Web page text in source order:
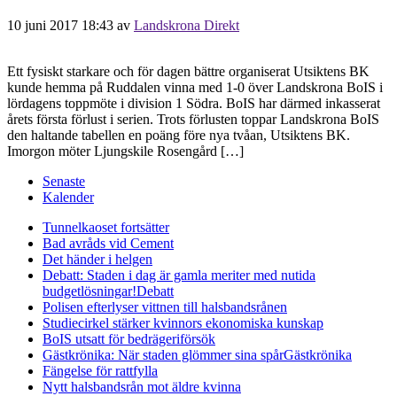
10 juni 2017 18:43 av Landskrona Direkt
Ett fysiskt starkare och för dagen bättre organiserat Utsiktens BK
kunde hemma på Ruddalen vinna med 1-0 över Landskrona BoIS i
lördagens toppmöte i division 1 Södra. BoIS har därmed inkasserat
årets första förlust i serien. Trots förlusten toppar Landskrona BoIS
den haltande tabellen en poäng före nya tvåan, Utsiktens BK.
Imorgon möter Ljungskile Rosengård […]
Senaste
Kalender
Tunnelkaoset fortsätter
Bad avråds vid Cement
Det händer i helgen
Debatt: Staden i dag är gamla meriter med nutida
budgetlösningar!Debatt
Polisen efterlyser vittnen till halsbandsrånen
Studiecirkel stärker kvinnors ekonomiska kunskap
BoIS utsatt för bedrägeriförsök
Gästkrönika: När staden glömmer sina spårGästkrönika
Fängelse för rattfylla
Nytt halsbandsrån mot äldre kvinna